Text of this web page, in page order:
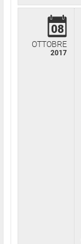
08
OTTOBRE
2017